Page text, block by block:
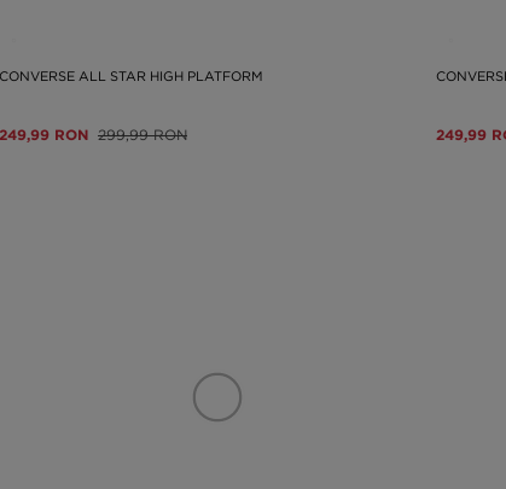
CONVERSE ALL STAR HIGH PLATFORM
249,99 RON 299,99 RON 249,99